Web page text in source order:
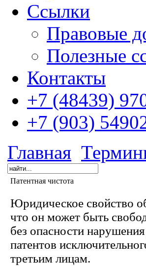
Cсылки
Правовые
Полезные
Контакты
+7 (48439)
+7 (903)
Главная
Патентная чистота
Юридическое свойство
что он может быть
без опасности
патентов
третьим лицам.